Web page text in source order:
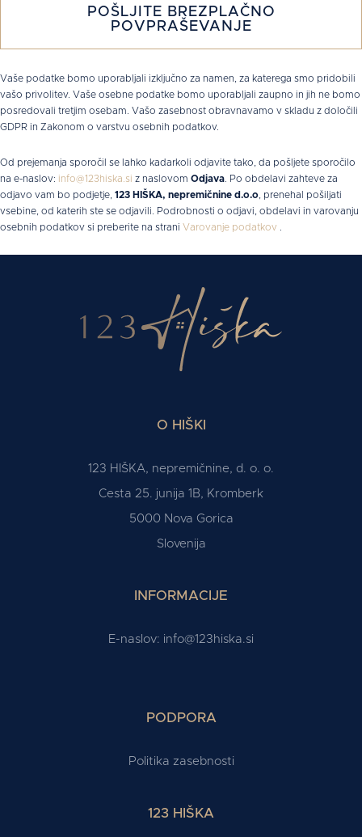
Vaše podatke bomo uporabljali izključno za namen, za katerega smo pridobili
vašo privolitev. Vaše osebne podatke bomo uporabljali zaupno in jih ne bomo
posredovali tretjim osebam. Vašo zasebnost obravnavamo v skladu z določili
GDPR in Zakonom o varstvu osebnih podatkov.
Od prejemanja sporočil se lahko kadarkoli odjavite tako, da pošljete sporočilo
na e-naslov: info@123hiska.si z naslovom Odjava . Po obdelavi zahteve za
odjavo vam bo podjetje, 123 HIŠKA, nepremičnine d.o.o , prenehal pošiljati
vsebine, od katerih ste se odjavili. Podrobnosti o odjavi, obdelavi in varovanju
osebnih podatkov si preberite na strani Varovanje podatkov
O HIŠKI
123 HIŠKA, nepremičnine, d. o. o.
Cesta 25. junija 1B, Kromberk
5000 Nova Gorica
Slovenija
INFORMACIJE
E-naslov: info@123hiska.si
PODPORA
Politika zasebnosti
123 HIŠKA